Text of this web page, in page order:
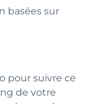
basées sur
pour suivre ce
de votre